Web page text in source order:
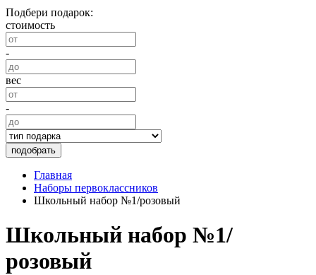
Подбери подарок:
стоимость
-
вес
-
подобрать
Главная
Наборы первоклассников
Школьный набор №1/розовый
Школьный набор №1/
розовый